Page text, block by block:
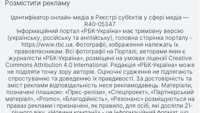
Розмістити рекламу
Ідентифікатор онлайн-медіа в Реєстрі суб’єктів у сфері медіа —
R40-05347
Інформаційний портал «РБК-Україна» має тримовну версію
(українську, російську та англійську), головна сторінка порталу -
https://www.rbc.ua. Фотографії, зображення належать їх
правовласникам. Всі фотографії на Порталі, авторами яких є
журналісти «РБК-Україна», розміщені на умовах ліцензії Creative
Commons Attribution 4.0 International. Редакція «РБК-Україна» може
не поділяти точку зору авторів. Оціночні судження не підлягають
спростуванню та доведенню їх правдивості. За достовірність та
зміст реклами відповідальність несе рекламодавець. Матеріали,
позначені плашкою: «Прес-релізи», «Спецпроект», «Партнерський
матеріал», «Promo», «Благодійність», «Резонанс» розміщуються на
правах реклами і призначені, як правило, для осіб, які досягли 21-